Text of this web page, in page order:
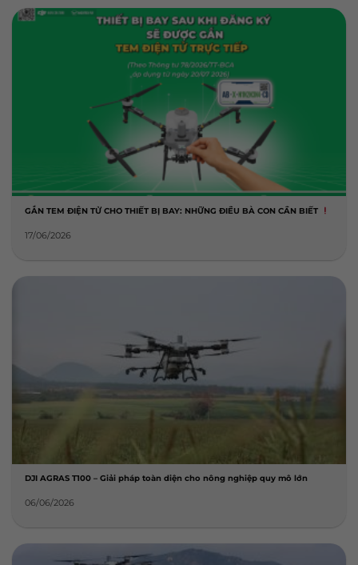
GẮN TEM ĐIỆN TỬ CHO THIẾT BỊ BAY: NHỮNG ĐIỀU BÀ CON CẦN BIẾT
17/06/2026
DJI AGRAS T100 – Giải pháp toàn diện cho nông nghiệp quy mô lớn
06/06/2026